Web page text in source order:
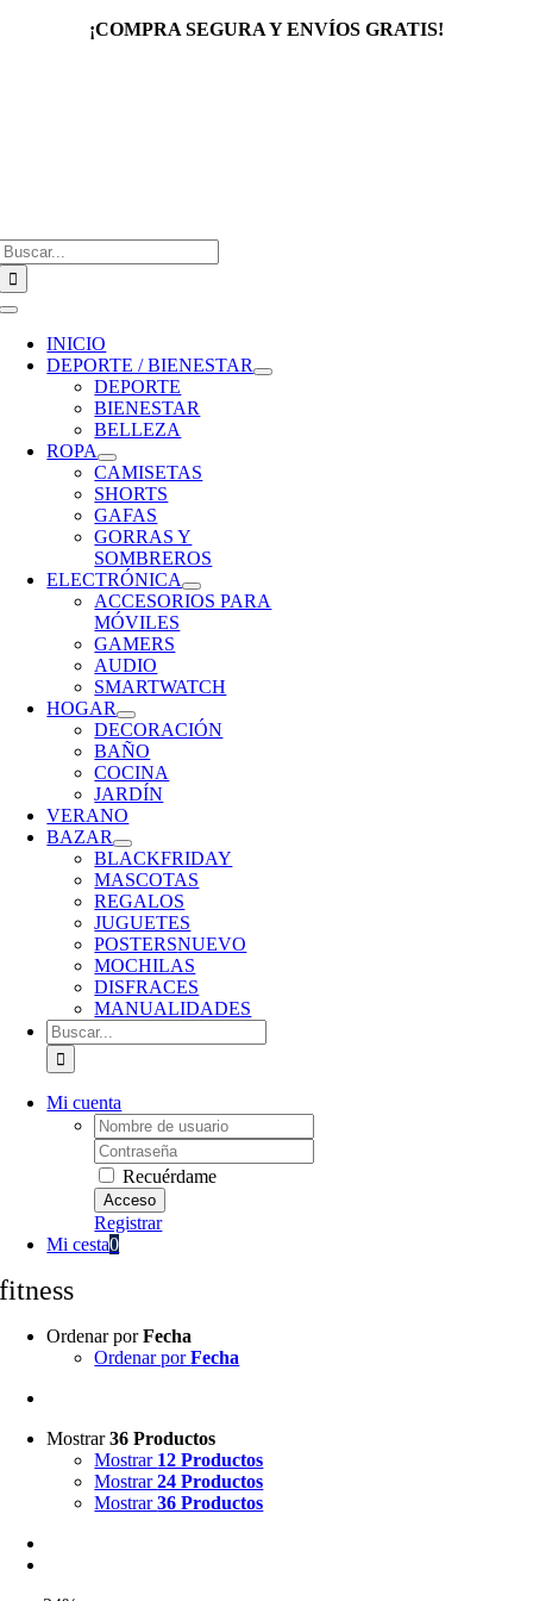
¡COMPRA SEGURA Y ENVÍOS GRATIS!
Toggle
Navigation
INICIO
DEPORTE / BIENESTAR
DEPORTE
BIENESTAR
BELLEZA
ROPA
CAMISETAS
SHORTS
GAFAS
GORRAS Y
SOMBREROS
ELECTRÓNICA
ACCESORIOS PARA
MÓVILES
GAMERS
AUDIO
SMARTWATCH
HOGAR
DECORACIÓN
BAÑO
COCINA
JARDÍN
VERANO
BAZAR
BLACKFRIDAY
MASCOTAS
REGALOS
JUGUETES
POSTERSNUEVO
MOCHILAS
DISFRACES
MANUALIDADES
Buscar:
Mi cuenta
Username:
Password:
Recuérdame
Registrar
Mi cesta0
fitness
Ordenar porFecha
Ordenar porFecha
Mostrar36 Productos
Mostrar 12 Productos
Mostrar24 Productos
Mostrar36 Productos